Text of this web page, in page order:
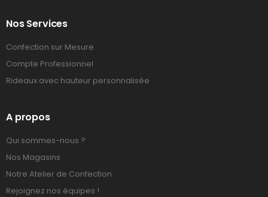
Nos Services
Confection sur Mesure
Compte Professionnel
Rideaux avec hauteur personnalisée
A propos
Qui sommes-nous ?
Nos Magasins
Notre Atelier de Confection
Rejoignez nos équipes !